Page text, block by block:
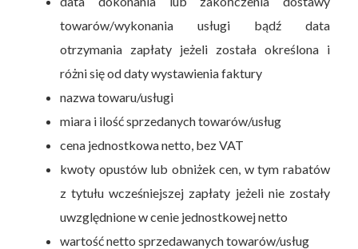
towarów/wykonania usługi bądź data
otrzymania zapłaty jeżeli została określona i
różni się od daty wystawienia faktury
nazwa towaru/usługi
miara i ilość sprzedanych towarów/usług
cena jednostkowa netto, bez VAT
kwoty opustów lub obniżek cen, w tym rabatów
z tytułu wcześniejszej zapłaty jeżeli nie zostały
uwzględnione w cenie jednostkowej netto
wartość netto sprzedawanych towarów/usług